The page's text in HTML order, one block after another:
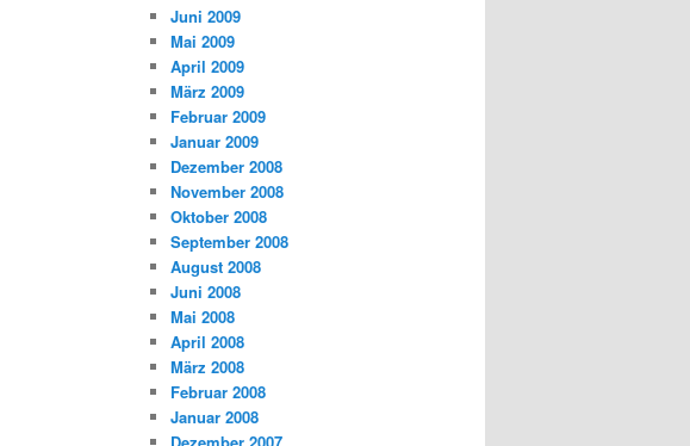
Juni 2009
Mai 2009
April 2009
März 2009
Februar 2009
Januar 2009
Dezember 2008
November 2008
Oktober 2008
September 2008
August 2008
Juni 2008
Mai 2008
April 2008
März 2008
Februar 2008
Januar 2008